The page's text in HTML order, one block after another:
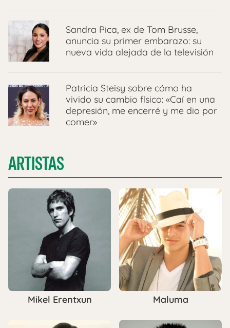
Sandra Pica, ex de Tom Brusse,
anuncia su primer embarazo: su
nueva vida alejada de la televisión
Patricia Steisy sobre cómo ha
vivido su cambio físico: «Caí en una
depresión, me encerré y me dio por
comer»
ARTISTAS
Mikel Erentxun Maluma